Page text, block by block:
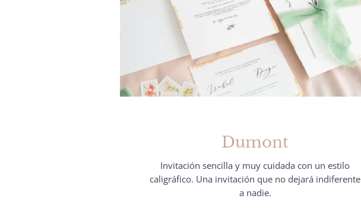
Dumont
Invitación sencilla y muy cuidada con un estilo
caligráfico. Una invitación que no dejará indiferente
a nadie.